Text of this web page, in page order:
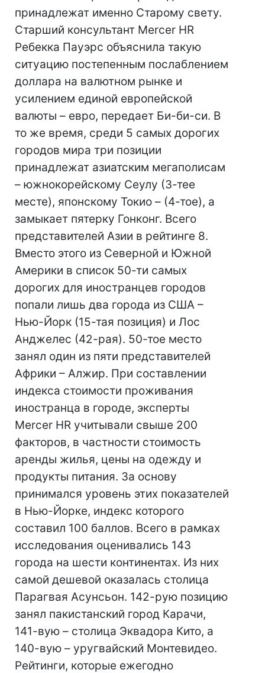
принадлежат именно Старому свету.
Старший консультант Mercer HR
Ребекка Пауэрс объяснила такую
ситуацию постепенным послаблением
доллара на валютном рынке и
усилением единой европейской
валюты – евро, передает Би-би-си. В
то же время, среди 5 самых дорогих
городов мира три позиции
принадлежат азиатским мегаполисам
– южнокорейскому Сеулу (3-тее
месте), японскому Токио – (4-тое), а
замыкает пятерку Гонконг. Всего
представителей Азии в рейтинге 8.
Вместо этого из Северной и Южной
Америки в список 50-ти самых
дорогих для иностранцев городов
попали лишь два города из США –
Нью-Йорк (15-тая позиция) и Лос
Анджелес (42-рая). 50-тое место
занял один из пяти представителей
Африки – Алжир. При составлении
индекса стоимости проживания
иностранца в городе, эксперты
Mercer HR учитывали свыше 200
факторов, в частности стоимость
аренды жилья, цены на одежду и
продукты питания. За основу
принимался уровень этих показателей
в Нью-Йорке, индекс которого
составил 100 баллов. Всего в рамках
исследования оценивались 143
города на шести континентах. Из них
самой дешевой оказалась столица
Парагвая Асунсьон. 142-рую позицию
занял пакистанский город Карачи,
141-вую – столица Эквадора Кито, а
140-вую – уругвайский Монтевидео.
Рейтинги, которые ежегодно